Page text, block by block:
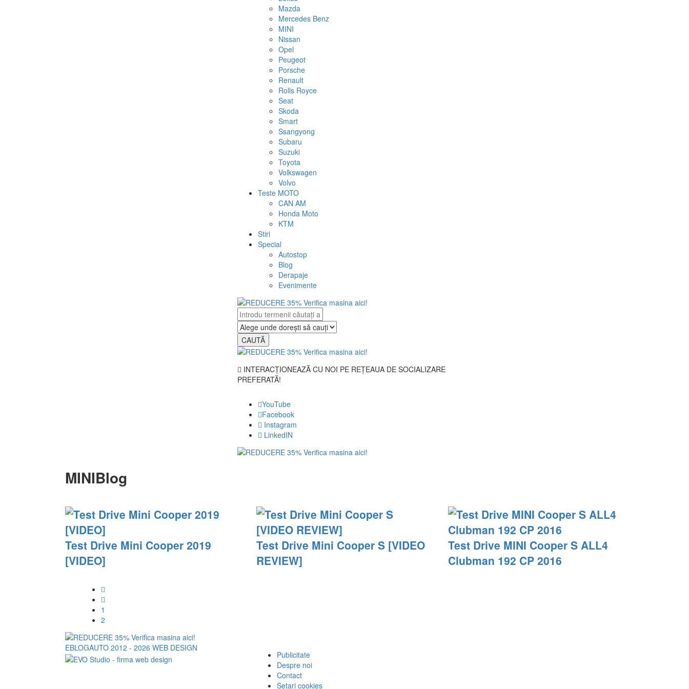
Mazda
Mercedes Benz
MINI
Nissan
Opel
Peugeot
Porsche
Renault
Rolls Royce
Seat
Skoda
Smart
Ssangyong
Subaru
Suzuki
Toyota
Volkswagen
Volvo
Teste MOTO
CAN AM
Honda Moto
KTM
Stiri
Special
Autostop
Blog
Derapaje
Evenimente
CAUTĂ
INTERACȚIONEAZĂ CU NOI PE REȚEAUA DE SOCIALIZARE
PREFERATĂ!
YouTube
Facebook
Instagram
LinkedIN
MINIBlog
Test Drive Mini Cooper 2019
[VIDEO]
Test Drive Mini Cooper S [VIDEO
REVIEW]
Test Drive MINI Cooper S ALL4
Clubman 192 CP 2016
1
2
EBLOGAUTO 2012 - 2026 WEB DESIGN
Publicitate
Despre noi
Contact
Setari cookies